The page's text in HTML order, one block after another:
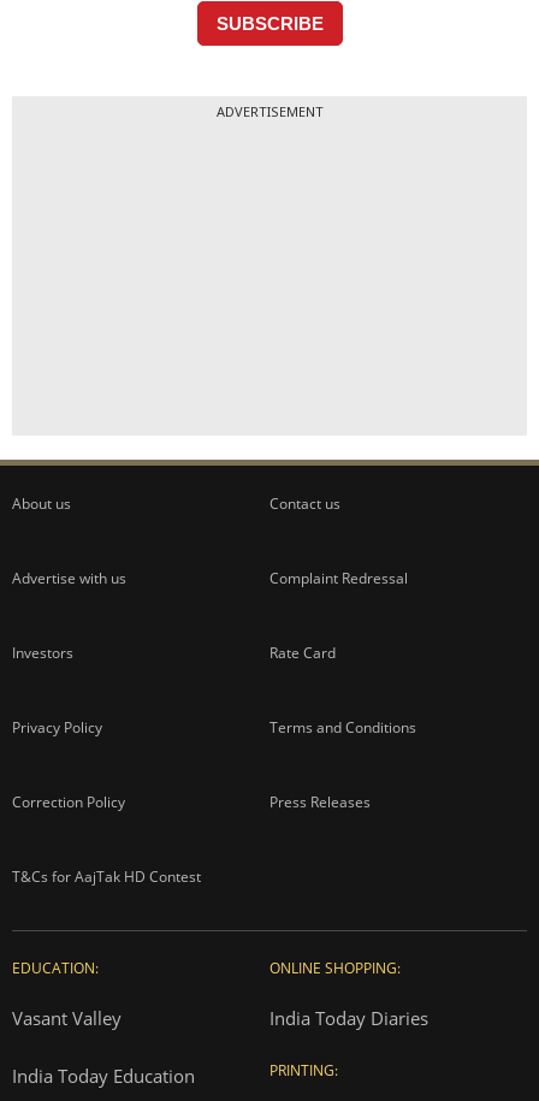
ADVERTISEMENT
About us Contact us
Advertise with us Complaint Redressal
Investors Rate Card
Privacy Policy Terms and Conditions
Correction Policy Press Releases
T&Cs for AajTak HD Contest
EDUCATION:
Vasant Valley
India Today Education
ONLINE SHOPPING:
India Today Diaries
PRINTING: